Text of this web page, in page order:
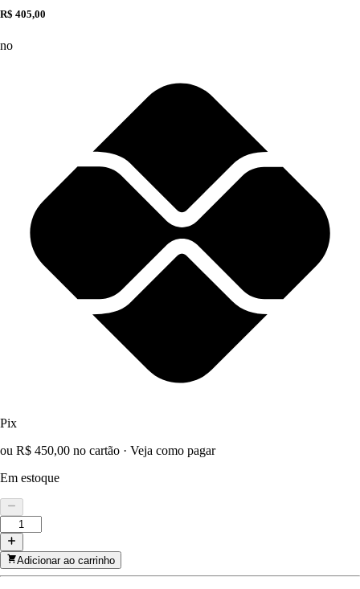
R$ 405,00
no
Pix
ou R$ 450,00 no cartão · Veja como pagar
Em estoque
Adicionar ao carrinho